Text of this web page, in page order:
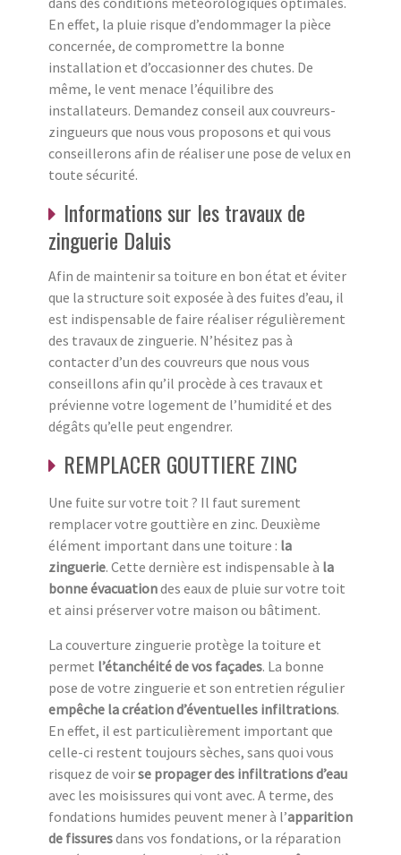
En effet, la pluie risque d’endommager la pièce
concernée, de compromettre la bonne
installation et d’occasionner des chutes. De
même, le vent menace l’équilibre des
installateurs. Demandez conseil aux couvreurs-
zingueurs que nous vous proposons et qui vous
conseillerons afin de réaliser une pose de velux en
toute sécurité.
Informations sur les travaux de
zinguerie Daluis
Afin de maintenir sa toiture en bon état et éviter
que la structure soit exposée à des fuites d’eau, il
est indispensable de faire réaliser régulièrement
des travaux de zinguerie. N’hésitez pas à
contacter d’un des couvreurs que nous vous
conseillons afin qu’il procède à ces travaux et
prévienne votre logement de l’humidité et des
dégâts qu’elle peut engendrer.
REMPLACER GOUTTIERE ZINC
Une fuite sur votre toit ? Il faut surement
remplacer votre gouttière en zinc. Deuxième
élément important dans une toiture : la
zinguerie. Cette dernière est indispensable à la
bonne évacuationdes eaux de pluie sur votre toit
et ainsi préserver votre maison ou bâtiment.
La couverture zinguerie protège la toiture et
permet l’étanchéité de vos façades. La bonne
pose de votre zinguerie et son entretien régulier
empêche la création d’éventuelles infiltrations.
En effet, il est particulièrement important que
celle-ci restent toujours sèches, sans quoi vous
risquez de voirse propager des infiltrations d’eau
avec les moisissures qui vont avec. A terme, des
fondations humides peuvent mener à l’apparition
de fissuresdans vos fondations, or la réparation